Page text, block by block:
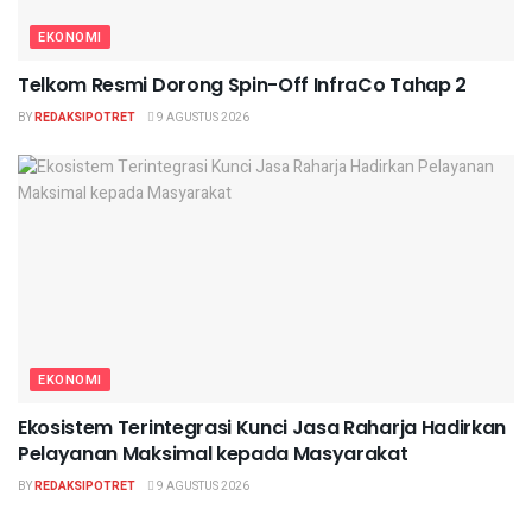
EKONOMI
Telkom Resmi Dorong Spin-Off InfraCo Tahap 2
BYREDAKSIPOTRET 9 AGUSTUS 2026
EKONOMI
Ekosistem Terintegrasi Kunci Jasa Raharja Hadirkan
Pelayanan Maksimal kepada Masyarakat
BYREDAKSIPOTRET 9 AGUSTUS 2026